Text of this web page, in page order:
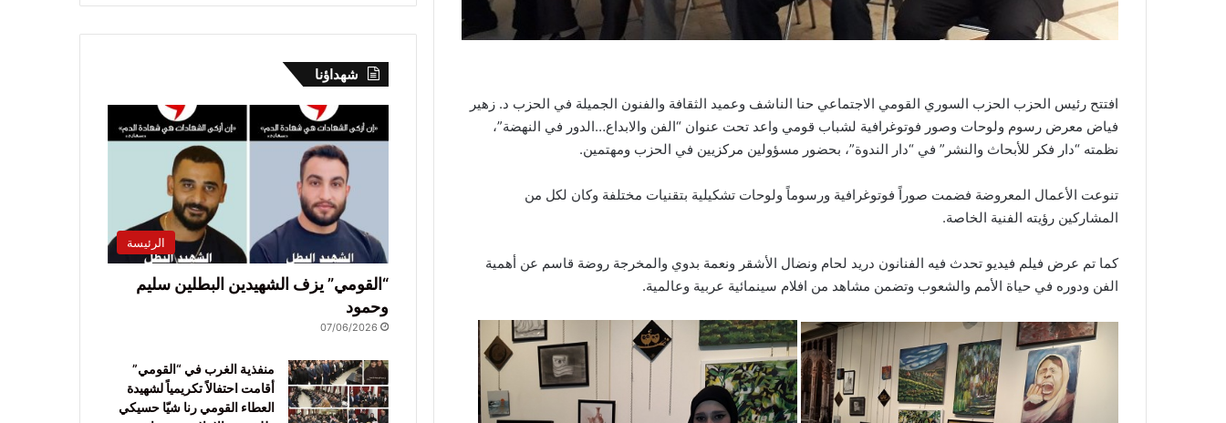
افتتح رئيس الحزب الحزب السوري القومي الاجتماعي حنا الناشف وعميد الثقافة والفنون الجميلة في الحزب د. زهير
فياض معرض رسوم ولوحات وصور فوتوغرافية لشباب قومي واعد تحت عنوان “الفن والابداع…الدور في النهضة”،
نظمته “دار فكر للأبحاث والنشر” في “دار الندوة”، بحضور مسؤولين مركزيين في الحزب ومهتمين.
تنوعت الأعمال المعروضة فضمت صوراً فوتوغرافية ورسوماً ولوحات تشكيلية بتقنيات مختلفة وكان لكل من
المشاركين رؤيته الفنية الخاصة.
كما تم عرض فيلم فيديو تحدث فيه الفنانون دريد لحام ونضال الأشقر ونعمة بدوي والمخرجة روضة قاسم عن أهمية
الفن ودوره في حياة الأمم والشعوب وتضمن مشاهد من افلام سينمائية عربية وعالمية.
شهداؤنا
الرئيسة
“القومي” يزف الشهيدين البطلين سليم
وحمود
07/06/2026
منفذية الغرب في “القومي”
أقامت احتفالاً تكريمياً لشهيدة
العطاء القومي رنا شيّا حسيكي